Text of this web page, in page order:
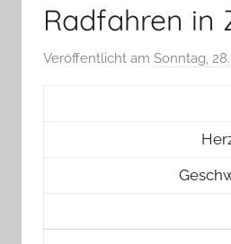
Radfahren in
Veröffentlicht am Sonntag,